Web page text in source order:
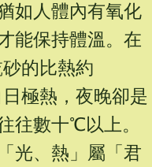
如人體內有氧化
能保持體溫。在
的比熱約
極熱，夜晚卻是
往數十℃以上。
光、熱」屬「君